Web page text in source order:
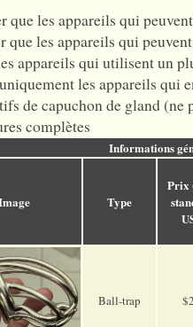
que les appareils qui
que les appareils qui
appareils qui utilisent un
les appareils qui
de capuchon de gland (ne
complètes
Informations
Type
Prix
Ball-trap